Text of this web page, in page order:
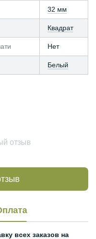
32 мм
Квадрат
Нет
Белый
отзыв
всех заказов на